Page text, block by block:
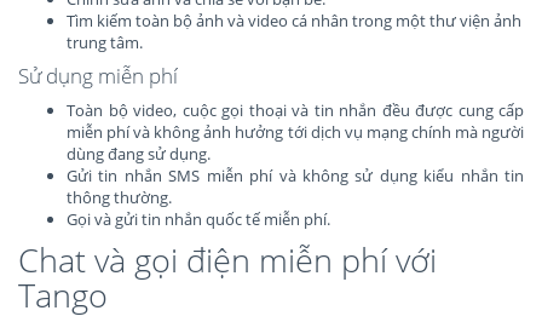
Tìm kiếm toàn bộ ảnh và video cá nhân trong một thư viện ảnh
trung tâm.
Sử dụng miễn phí
Toàn bộ video, cuộc gọi thoại và tin nhắn đều được cung cấp
miễn phí và không ảnh hưởng tới dịch vụ mạng chính mà người
dùng đang sử dụng.
Gửi tin nhắn SMS miễn phí và không sử dụng kiểu nhắn tin
thông thường.
Gọi và gửi tin nhắn quốc tế miễn phí.
Chat và gọi điện miễn phí với
Tango